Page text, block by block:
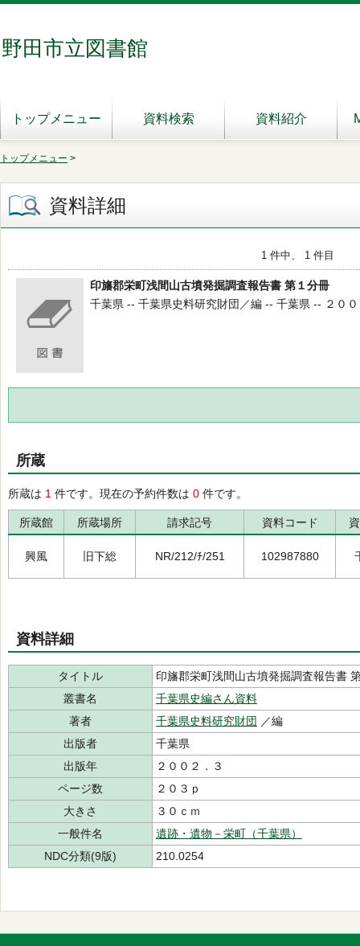
野田市立図書館
トップメニュー 資料検索 資料紹介
トップメニュー >
資料詳細
1 件中、 1 件目
印旛郡栄町浅間山古墳発掘調査報告書 第１分冊
千葉県 -- 千葉県史料研究財団／編 -- 千葉県 -- ２０
所蔵
所蔵は 1 件です。現在の予約件数は 0 件です。
所蔵館 所蔵場所 請求記号 資料コード
興風 旧下総 NR/212/ﾁ/251 102987880
資料詳細
タイトル
印旛郡栄町浅間山古墳発掘調査報告書
叢書名
千葉県史編さん資料
著者
千葉県史料研究財団 ／編
出版者
千葉県
出版年
２００２．３
ページ数
２０３ｐ
大きさ
３０ｃｍ
一般件名
遺跡・遺物－栄町（千葉県）
NDC分類(9版)
210.0254